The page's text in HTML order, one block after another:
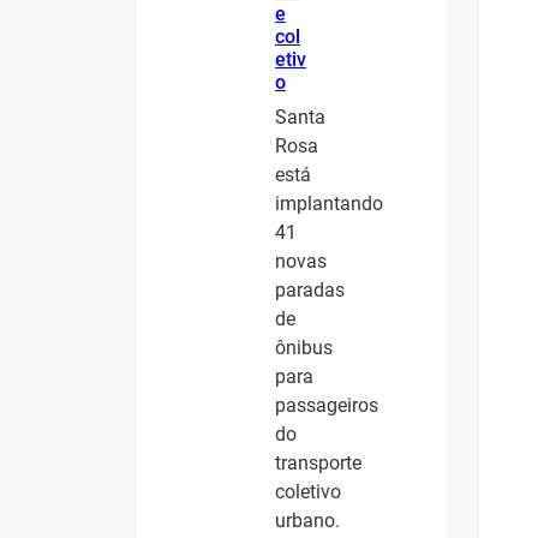
e
col
etiv
o
Santa
Rosa
está
implantando
41
novas
paradas
de
ônibus
para
passageiros
do
transporte
coletivo
urbano.